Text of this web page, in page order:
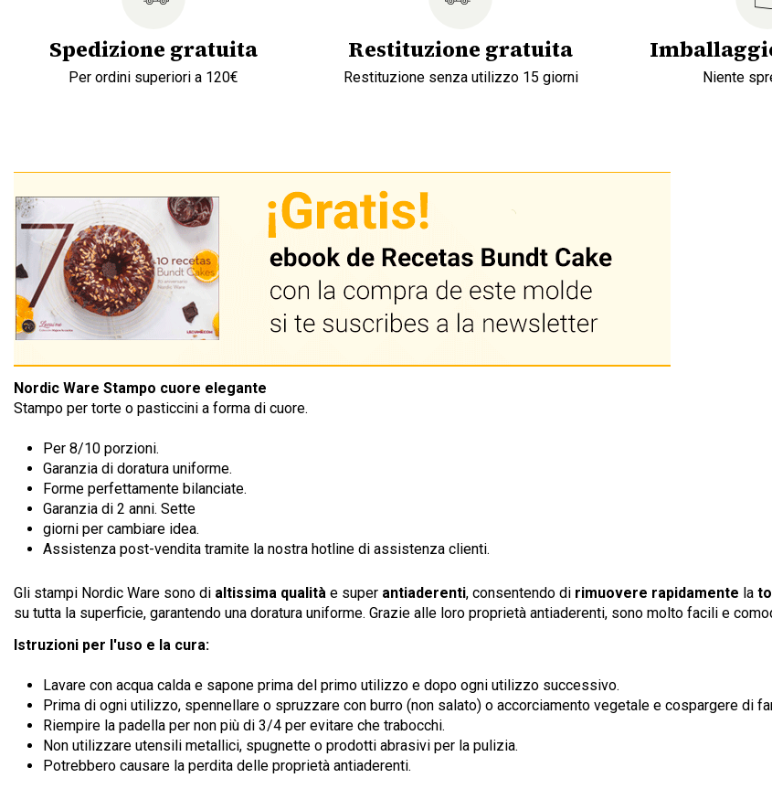
Spedizione gratuita
Per ordini superiori a 120€
Restituzione gratuita
Restituzione senza utilizzo 15 giorni Niente
Nordic Ware Stampo cuore elegante
Stampo per torte o pasticcini a forma di cuore.
Per 8/10 porzioni.
Garanzia di doratura uniforme.
Forme perfettamente bilanciate.
Garanzia di 2 anni. Sette
giorni per cambiare idea.
Assistenza post-vendita tramite la nostra hotline di assistenza clienti.
Gli stampi Nordic Ware sono di altissima qualità e super antiaderenti, consentendo di rimuovere rapidamente la
su tutta la superficie, garantendo una doratura uniforme. Grazie alle loro proprietà antiaderenti, sono molto facili e
Istruzioni per l'uso e la cura:
Lavare con acqua calda e sapone prima del primo utilizzo e dopo ogni utilizzo successivo.
Prima di ogni utilizzo, spennellare o spruzzare con burro (non salato) o accorciamento vegetale e cospargere di
Riempire la padella per non più di 3/4 per evitare che trabocchi.
Non utilizzare utensili metallici, spugnette o prodotti abrasivi per la pulizia.
Potrebbero causare la perdita delle proprietà antiaderenti.